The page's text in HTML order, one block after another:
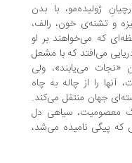
با بدن
خون، رالف،
می‌خواهند بر او
که با مشعل
می‌یابند»، ولی
از چاله به چاه
منتقل می‌کند.
سیاهی دل
نامیده می‌شد،